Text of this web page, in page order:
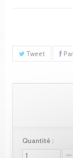
Tweet
Quantité :